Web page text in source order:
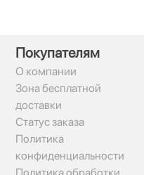
Покупателям
О компании
Зона бесплатной
доставки
Статус заказа
Политика
конфиденциальности